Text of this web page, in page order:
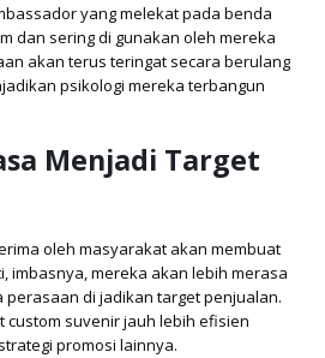
yang melekat pada benda
dan sering di gunakan oleh mereka
akan terus teringat secara berulang
psikologi mereka terbangun
Menjadi Target
oleh masyarakat akan membuat
imbasnya, mereka akan lebih merasa
di jadikan target penjualan.
custom suvenir jauh lebih efisien
promosi lainnya.